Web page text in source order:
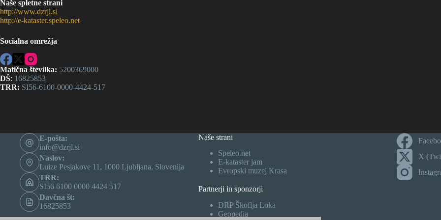
Naše spletne strani
http://www.dzrjl.si
http://e-kataster.speleo.net
Socialna omrežja
Matična številka: 5200369000
DŠ: 16825853
TRR: SI56-6100-0000-4424-517
E-pošta:
info@dzrjl.si
Naslov:
Luize Pesjakove 11, 1000 Ljubljana, Slovenija
TRR:
SI56 6100 0000 4424 517
Davčna št:
16825853
Naše strani
Speleo.net
E-kataster jam
Evropski muzej Krasa
Partnerji in sponzorji
DRP Škoflja Loka
Geopedia
X